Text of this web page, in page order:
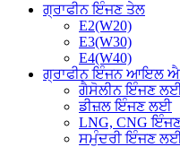
ਗ੍ਰਾਫੀਨ ਇੰਜਣ ਤੇਲ
E2(W20)
E3(W30)
E4(W40)
ਗ੍ਰਾਫੀਨ ਇੰਜਨ ਆਇਲ
ਗੈਸੋਲੀਨ ਇੰਜਣ
ਡੀਜ਼ਲ ਇੰਜਣ ਲਈ
LNG, CNG
ਸਮੁੰਦਰੀ ਇੰਜਣ